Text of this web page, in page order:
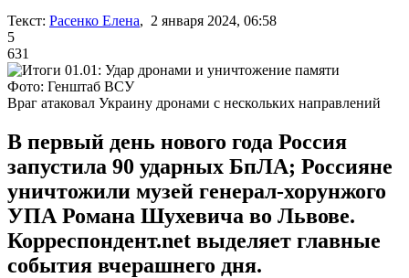
Текст: Расенко Елена, 2 января 2024, 06:58
5
631
Фото: Генштаб ВСУ
Враг атаковал Украину дронами с нескольких направлений
В первый день нового года Россия
запустила 90 ударных БпЛА; Россияне
уничтожили музей генерал-хорунжого
УПА Романа Шухевича во Львове.
Корреспондент.net выделяет главные
события вчерашнего дня.